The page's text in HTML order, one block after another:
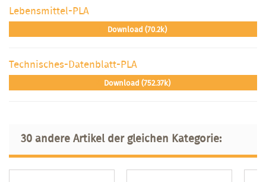
Lebensmittel-PLA
Download (70.2k)
Technisches-Datenblatt-PLA
Download (752.37k)
30 andere Artikel der gleichen Kategorie: